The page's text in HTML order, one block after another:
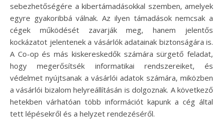
sebezhetőségére a kibertámadásokkal szemben, amelyek
egyre gyakoribbá válnak. Az ilyen támadások nemcsak a
cégek működését zavarják meg, hanem jelentős
kockázatot jelentenek a vásárlók adatainak biztonságára is.
A Co-op és más kiskereskedők számára sürgető feladat,
hogy megerősítsék informatikai rendszereiket, és
védelmet nyújtsanak a vásárlói adatok számára, miközben
a vásárlói bizalom helyreállításán is dolgoznak. A következő
hetekben várhatóan több információt kapunk a cég által
tett lépésekről és a helyzet rendezéséről.